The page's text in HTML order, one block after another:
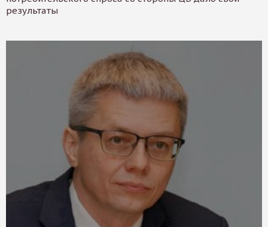
результаты